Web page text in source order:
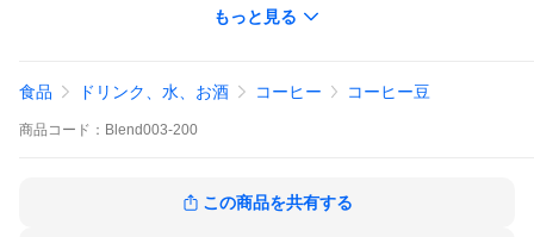
のかな甘味を感じられるように割合を配合。一口目から芳ばしい
深煎りで苦味の強いこのブレンドをミルクと半々にしてカフェオ
もっと見る
食品 ドリンク、水、お酒 コーヒー コーヒー豆
商品 コード： Blend003-200
この商品を共有する